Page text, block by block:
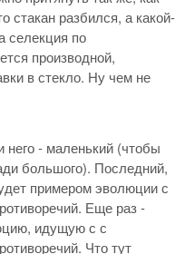
стакан разбился, а какой-
селекция по
производной,
в стекло. Ну чем не
него - маленький (чтобы
большого). Последний,
примером эволюции с
Еще раз -
идущую с с
Что тут